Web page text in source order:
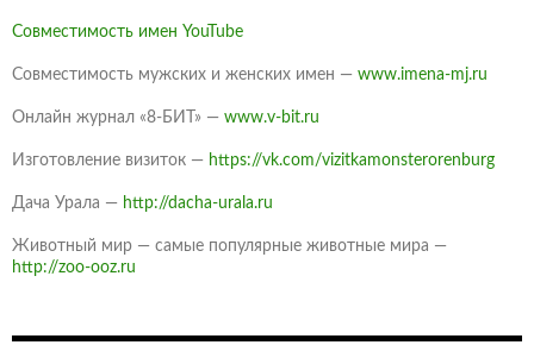
Совместимость имен YouTube
Совместимость мужских и женских имен — www.imena-mj.ru
Онлайн журнал «8-БИТ» — www.v-bit.ru
Изготовление визиток — https://vk.com/vizitkamonsterorenburg
Дача Урала — http://dacha-urala.ru
Животный мир — самые популярные животные мира —
http://zoo-ooz.ru